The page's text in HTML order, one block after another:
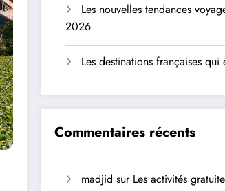
Les nouvelles tendances
2026
Les destinations françaises qui
Commentaires récents
madjid sur Les activités